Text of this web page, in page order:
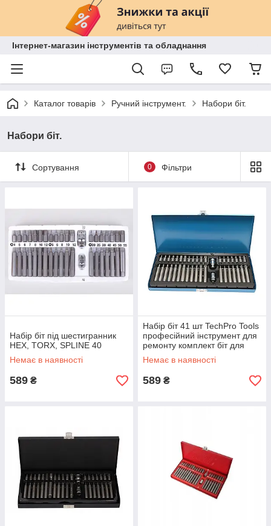
Інтернет-магазин інструментів та обладнання
Каталог товарів Ручний інструмент. Набори біт.
Набори біт.
Сортування 0 Фільтри
Набір біт під шестигранник
HEX, TORX, SPLINE 40
Немає в наявності
589 ₴
Набір біт 41 шт TechPro Tools
професійний інструмент для
ремонту комплект біт для
викрутки
Немає в наявності
589 ₴